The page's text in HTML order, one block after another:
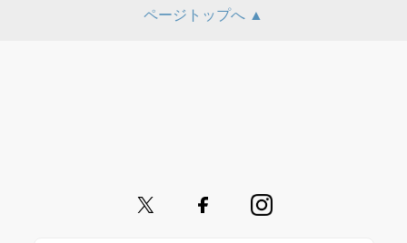
ページトップへ ▲